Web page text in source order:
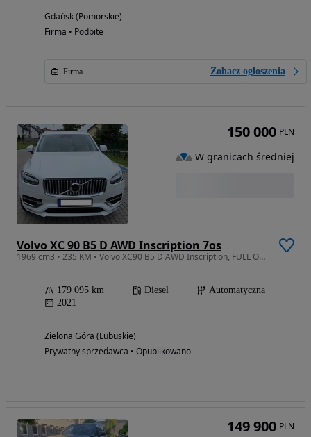
Gdańsk (Pomorskie)
Firma • Podbite
Firma Zobacz ogłoszenia
Volvo XC 90 B5 D AWD Inscription 7os
1969 cm3 • 235 KM • Volvo XC90 B5 D AWD Inscription, FULL OPCJA.
179 095 km Diesel
Automatyczna
2021
Zielona Góra (Lubuskie)
Prywatny sprzedawca • Opublikowano
150 000 PLN
W granicach średniej
149 900 PLN